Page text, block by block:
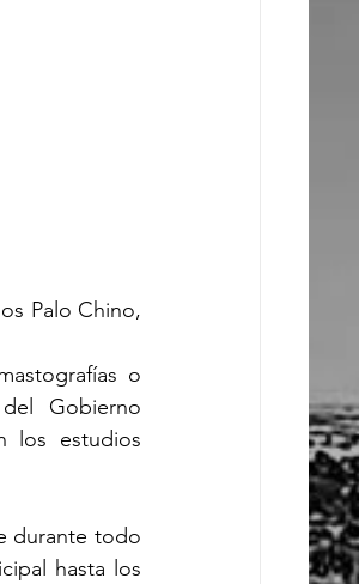
Palo Chino,
o
Gobierno
los estudios
durante todo
hasta los